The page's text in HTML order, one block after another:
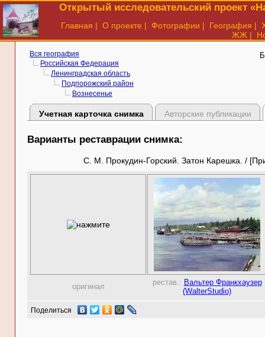
Открытый исследовательский проект
Главная | О проекте | Фотографии | География |
ЖЖ |
Вся география
Российская Федерация
Ленинградская область
Подпорожский район
Вознесенье
Учетная карточка снимка Авторские публикации
Варианты реставрации снимка:
С. М. Прокудин-Горский. Затон Карешка. /
оригинал рестав.: Вальтер Франкхаузер
(WalterStudio)
Поделиться